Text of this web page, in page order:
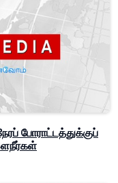
போராட்டத்துக்குப்